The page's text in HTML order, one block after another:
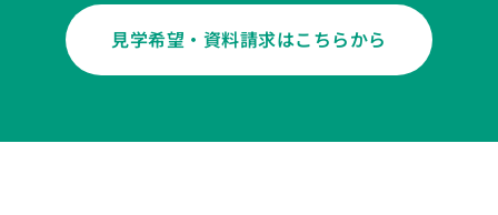
見学希望・資料請求はこちらから